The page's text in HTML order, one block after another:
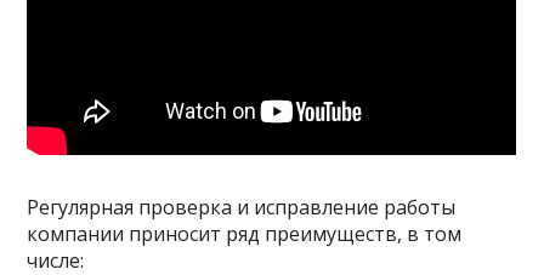
Регулярная проверка и исправление работы
компании приносит ряд преимуществ, в том
числе: